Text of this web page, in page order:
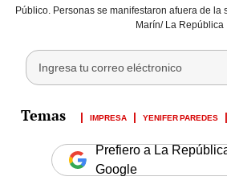
Público. Personas se manifestaron afuera de la
Marín/ La República
IMPRESA YENIFER PAREDES
Prefiero a La
Google